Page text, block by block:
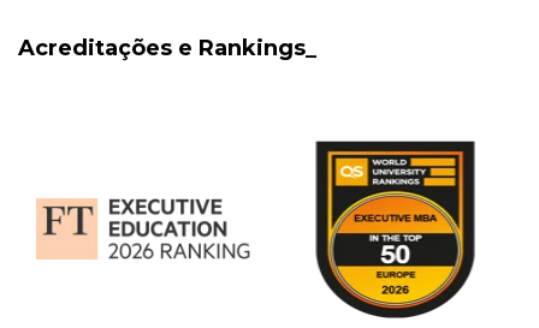
Acreditações e Rankings_